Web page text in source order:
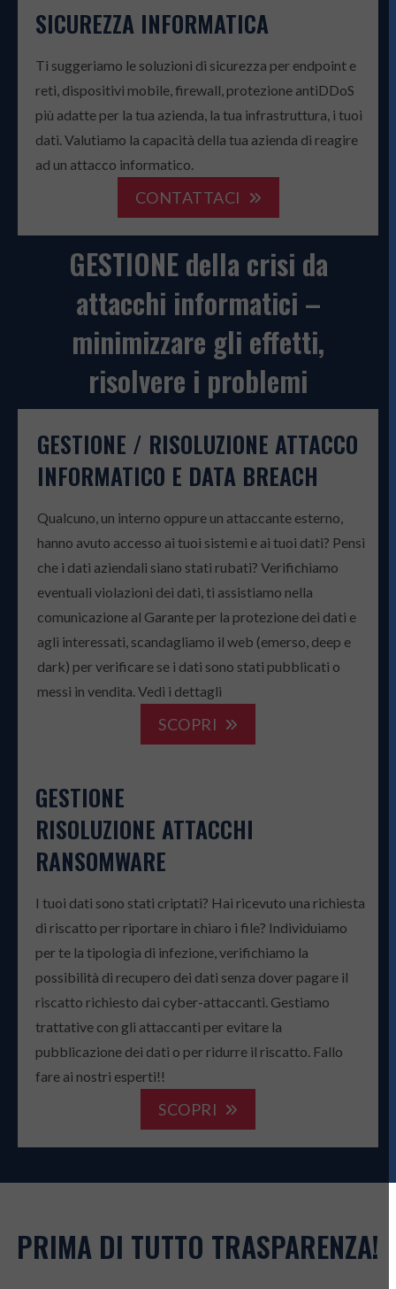
SICUREZZA INFORMATICA
Ti suggeriamo le soluzioni di sicurezza per endpoint e
reti, dispositivi mobile, firewall, protezione antiDDoS
più adatte per la tua azienda, la tua infrastruttura, i tuoi
dati. Valutiamo la capacità della tua azienda di reagire
ad un attacco informatico.
CONTATTACI
GESTIONE della crisi da
attacchi informatici –
minimizzare gli effetti,
risolvere i problemi
GESTIONE / RISOLUZIONE ATTACCO
INFORMATICO E DATA BREACH
Qualcuno, un interno oppure un attaccante esterno,
hanno avuto accesso ai tuoi sistemi e ai tuoi dati? Pensi
che i dati aziendali siano stati rubati? Verifichiamo
eventuali violazioni dei dati, ti assistiamo nella
comunicazione al Garante per la protezione dei dati e
agli interessati, scandagliamo il web (emerso, deep e
dark) per verificare se i dati sono stati pubblicati o
messi in vendita. Vedi i dettagli
SCOPRI
GESTIONE
RISOLUZIONE ATTACCHI
RANSOMWARE
I tuoi dati sono stati criptati? Hai ricevuto una richiesta
di riscatto per riportare in chiaro i file? Individuiamo
per te la tipologia di infezione, verifichiamo la
possibilità di recupero dei dati senza dover pagare il
riscatto richiesto dai cyber-attaccanti. Gestiamo
trattative con gli attaccanti per evitare la
pubblicazione dei dati o per ridurre il riscatto. Fallo
fare ai nostri esperti!!
SCOPRI
PRIMA DI TUTTO TRASPARENZA!